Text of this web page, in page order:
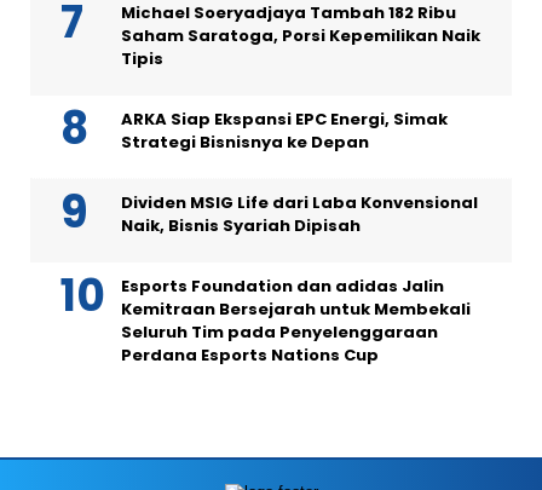
Michael Soeryadjaya Tambah 182 Ribu
Saham Saratoga, Porsi Kepemilikan Naik
Tipis
ARKA Siap Ekspansi EPC Energi, Simak
Strategi Bisnisnya ke Depan
Dividen MSIG Life dari Laba Konvensional
Naik, Bisnis Syariah Dipisah
Esports Foundation dan adidas Jalin
Kemitraan Bersejarah untuk Membekali
Seluruh Tim pada Penyelenggaraan
Perdana Esports Nations Cup